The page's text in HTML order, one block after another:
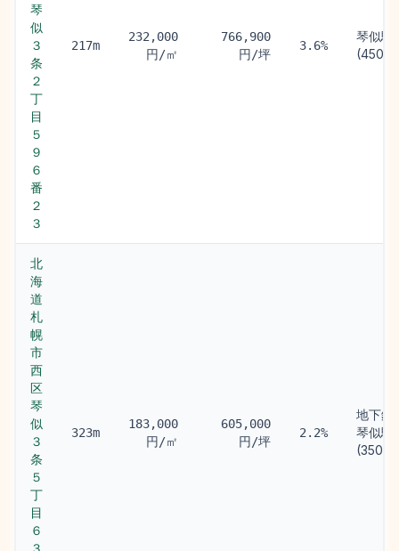
琴
似
３
条
２
丁
目
５
９
６
番
２
３
217m
232,000
円/㎡
766,900
円/坪
3.6%
琴似駅
(450m)
北
海
道
札
幌
市
西
区
琴
似
３
条
５
丁
目
６
３
323m
183,000
円/㎡
605,000
円/坪
2.2%
地下鉄
琴似駅
(350m)